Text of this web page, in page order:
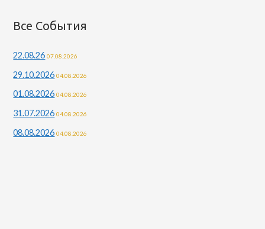
т
:
Все События
22.08.26 07.08.2026
29.10.2026 04.08.2026
01.08.2026 04.08.2026
31.07.2026 04.08.2026
08.08.2026 04.08.2026